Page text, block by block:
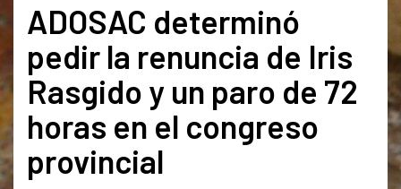
ADOSAC determinó
pedir la renuncia de Iris
Rasgido y un paro de 72
horas en el congreso
provincial